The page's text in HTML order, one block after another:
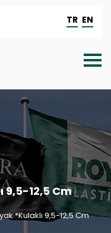
TR EN
9,5-12,5 Cm
*Kulaklı 9,5-12,5 Cm